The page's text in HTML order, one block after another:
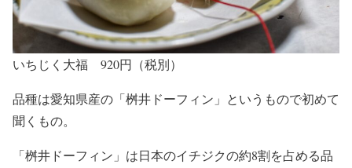
いちじく大福 920円（税別）
品種は愛知県産の「桝井ドーフィン」というもので初めて
聞くもの。
「桝井ドーフィン」は日本のイチジクの約8割を占める品